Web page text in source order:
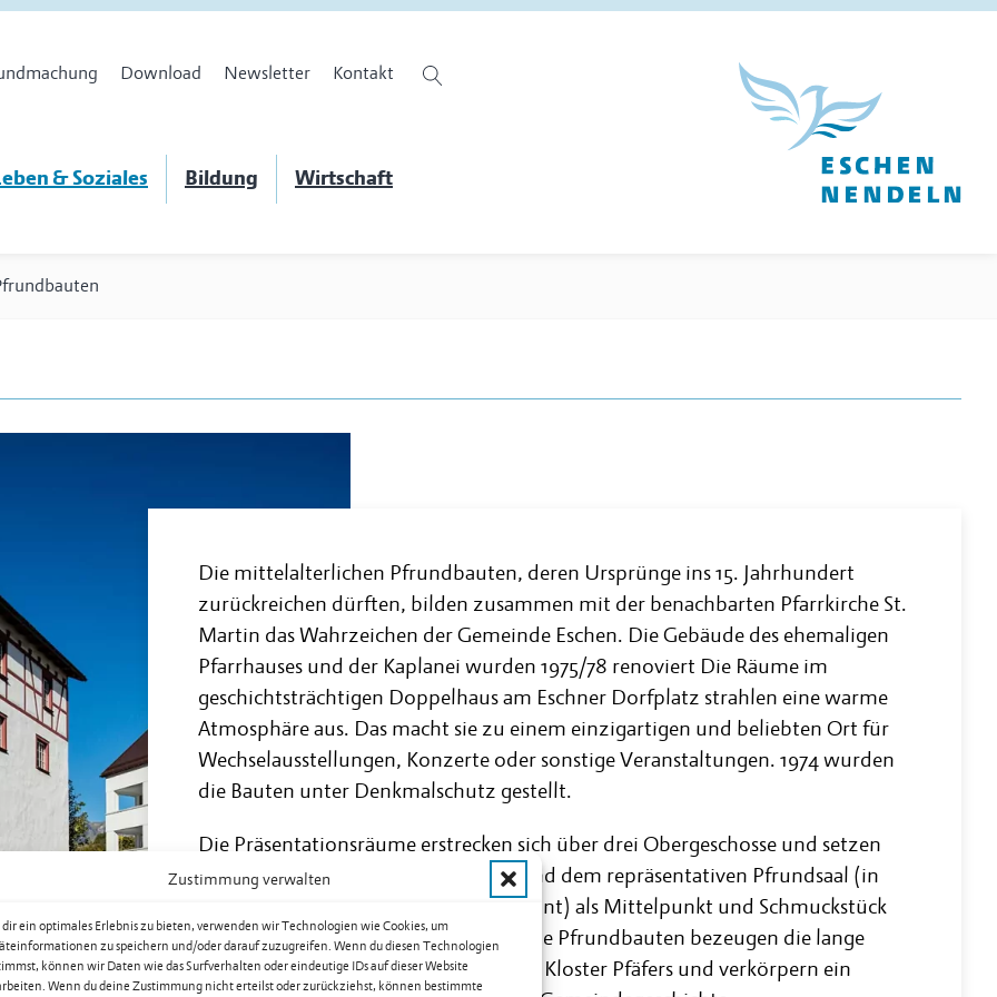
Zustimmung verwalten
ein optimales Erlebnis zu bieten, verwenden wir Technologien wie Cookies, um
zu speichern und/oder darauf zuzugreifen. Wenn du diesen Technologien
können wir Daten wie das Surfverhalten oder eindeutige IDs auf dieser Website
Wenn du deine Zustimmung nicht erteilst oder zurückziehst, können bestimmte
Download Newsletter Kontakt
& Soziales Bildung Wirtschaft
Die mittelalterlichen Pfrundbauten, deren Ursprünge ins 15. Jahrhundert
zurückreichen dürften, bilden zusammen mit der benachbarten Pfarrkirche St.
Martin das Wahrzeichen der Gemeinde Eschen. Die Gebäude des ehemaligen
Pfarrhauses und der Kaplanei wurden 1975/78 renoviert Die Räume im
geschichtsträchtigen Doppelhaus am Eschner Dorfplatz strahlen eine warme
Atmosphäre aus. Das macht sie zu einem einzigartigen und beliebten Ort für
Wechselausstellungen, Konzerte oder sonstige Veranstaltungen. 1974 wurden
die Bauten unter Denkmalschutz gestellt.
Die Präsentationsräume erstrecken sich über drei Obergeschosse und setzen
sich aus etlichen Zimmern, Gängen und dem repräsentativen Pfrundsaal (in
der Bevölkerung auch Rittersaal genannt) als Mittelpunkt und Schmuckstück
des stilvollen Bauwerks zusammen. Die Pfrundbauten bezeugen die lange
Zugehörigkeit der Pfarrei Eschen zum Kloster Pfäfers und verkörpern ein